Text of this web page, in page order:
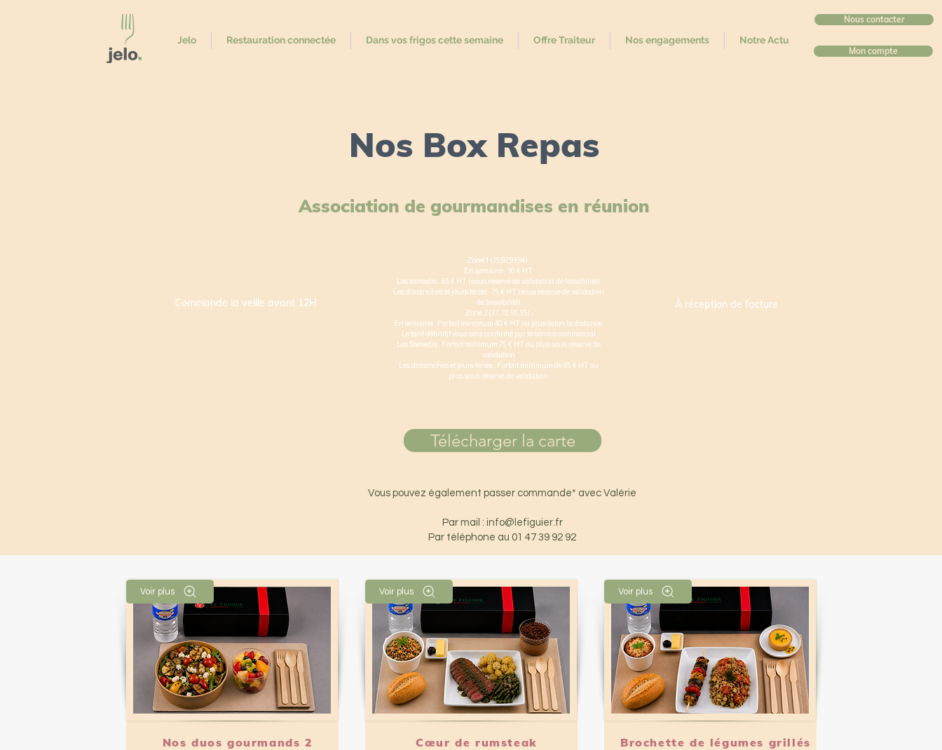
Jelo Restauration connectée Dans vos frigos cette semaine Offre Traiteur Nos engagements Notre Actu
Nous contacter
Mon compte
Nos Box Repas
Association de gourmandises en réunion
Commande la veille avant 12H
Zone 1 (75,92,93,94) :
En semaine : 30 € HT
Les samedis : 65 € HT (sous réserve de validation de faisabilité)
Les dimanches et jours fériés : 75 € HT (sous réserve de validation
de faisabilité)
Zone 2 (77, 78, 91, 95) :
En semaine : Forfait minimum 40 € HT ou plus selon la distance.
Le tarif définitif vous sera confirmé par le service commercial
Les Samedis : Forfait minimum 75 € HT ou plus sous réserve de
validation
Les dimanches et jours fériés : Forfait minimum de 85 € HT ou
plus sous réserve de validation
À réception de facture
Télécharger la carte
Vous pouvez également passer commande* avec Valérie
Par mail : info@lefiguier.fr
Par téléphone au 01 47 39 92 92
(*) Pour votre santé, mangez 5 plateaux-repas jelo par semaine
Voir plus
Nos duos gourmands 2
Voir plus
Cœur de rumsteak
Voir plus
Brochette de légumes grillés